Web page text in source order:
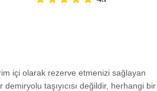
içi olarak rezerve etmenizi sağlayan
taşıyıcısı değildir, herhangi bir